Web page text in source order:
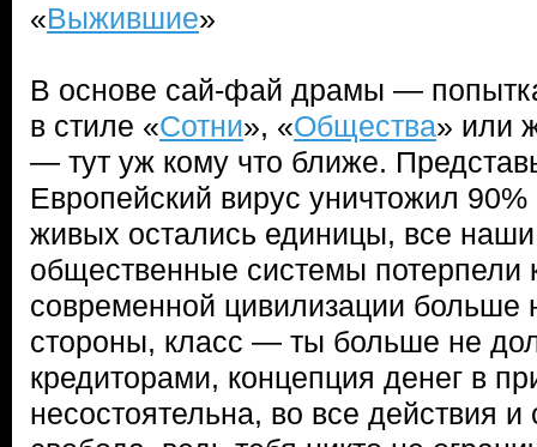
«Выжившие»
В основе сай-фай драмы —
в стиле «Сотни», «Общества» или
— тут уж кому что ближе.
Европейский вирус уничтожил
живых остались единицы, все
общественные системы потерпели
современной цивилизации больше
стороны, класс — ты больше не
кредиторами, концепция денег в
несостоятельна, во все действия и